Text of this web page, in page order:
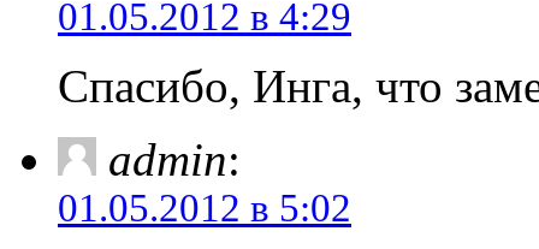
01.05.2012 в 4:29
Спасибо, Инга, что
admin:
01.05.2012 в 5:02